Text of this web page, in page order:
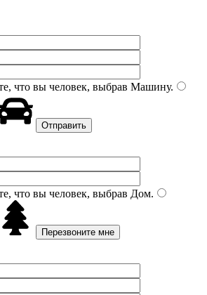
что вы человек, выбрав Машину.
что вы человек, выбрав Дом.